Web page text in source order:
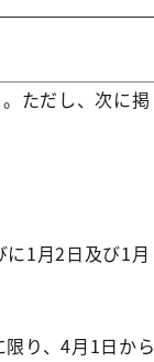
ただし、次に掲
1月2日及び1月
り、4月1日から